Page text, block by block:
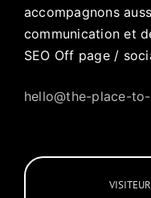
accompagnons
communication et
SEO Off page /
hello@the-place-